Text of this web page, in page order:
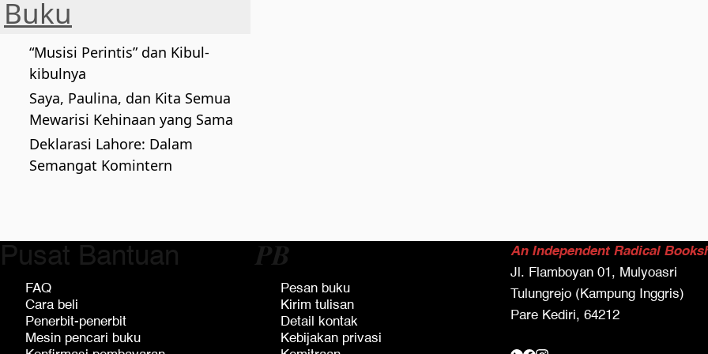
Buku
“Musisi Perintis” dan Kibul-
kibulnya
Saya, Paulina, dan Kita Semua
Mewarisi Kehinaan yang Sama
Deklarasi Lahore: Dalam
Semangat Komintern
Pusat Bantuan
FAQ
Cara beli
Penerbit-penerbit
Mesin pencari buku
𝑷𝑩
Pesan buku
Kirim tulisan
Detail kontak
Kebijakan privasi
An Independent Radical
Jl. Flamboyan 01, Mulyoasri
Tulungrejo (Kampung Inggris)
Pare Kediri, 64212